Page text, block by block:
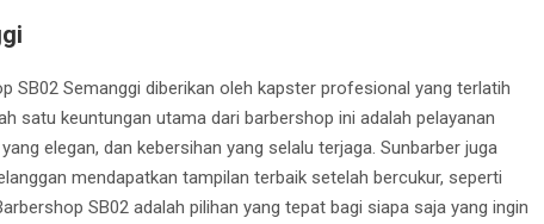
SB02 Semanggi diberikan oleh kapster profesional yang terlatih
satu keuntungan utama dari barbershop ini adalah pelayanan
elegan, dan kebersihan yang selalu terjaga. Sunbarber juga
mendapatkan tampilan terbaik setelah bercukur, seperti
SB02 adalah pilihan yang tepat bagi siapa saja yang ingin